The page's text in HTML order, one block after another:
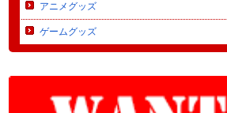
アニメグッズ
ゲームグッズ